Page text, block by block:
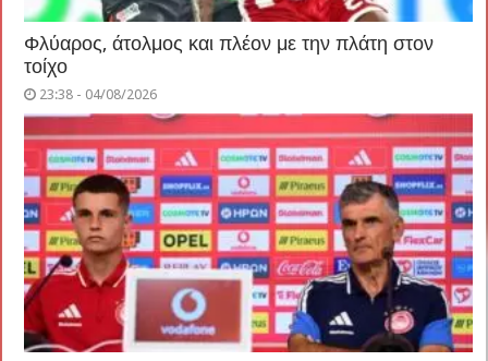
Φλύαρος, άτολμος και πλέον με την πλάτη στον
τοίχο
23:38 - 04/08/2026